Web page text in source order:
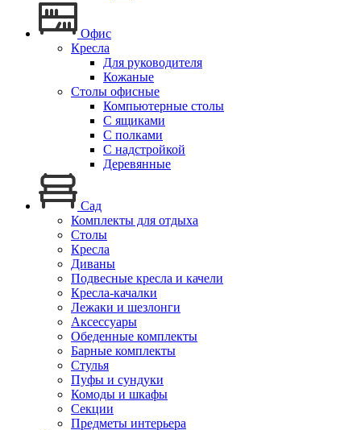
Офис
Кресла
Для руководителя
Кожаные
Столы офисные
Компьютерные столы
С ящиками
С полками
С надстройкой
Деревянные
Сад
Комплекты для отдыха
Столы
Кресла
Диваны
Подвесные кресла и качели
Кресла-качалки
Лежаки и шезлонги
Аксессуары
Обеденные комплекты
Барные комплекты
Стулья
Пуфы и сундуки
Комоды и шкафы
Секции
Предметы интерьера